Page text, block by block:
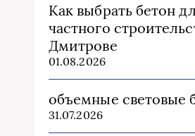
Как выбрать бетон
частного
Дмитрове
01.08.2026
объемные световые
31.07.2026